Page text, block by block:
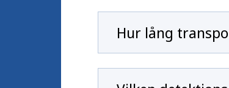
Hur lång